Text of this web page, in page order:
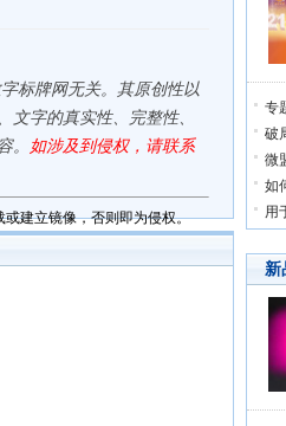
标牌网无关。其原创性以
字的真实性、完整性、
。
如涉及到侵权，请联系
建立镜像，否则即为侵权。
专
破
微
如
用
新